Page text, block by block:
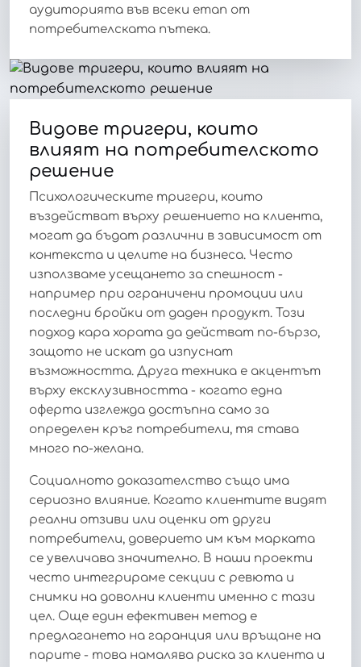
аудиторията във всеки етап от
потребителската пътека.
Видове тригери, които
влияят на потребителското
решение
Психологическите тригери, които
въздействат върху решението на клиента,
могат да бъдат различни в зависимост от
контекста и целите на бизнеса. Често
използваме усещането за спешност -
например при ограничени промоции или
последни бройки от даден продукт. Този
подход кара хората да действат по-бързо,
защото не искат да изпуснат
възможността. Друга техника е акцентът
върху ексклузивността - когато една
оферта изглежда достъпна само за
определен кръг потребители, тя става
много по-желана.
Социалното доказателство също има
сериозно влияние. Когато клиентите видят
реални отзиви или оценки от други
потребители, доверието им към марката
се увеличава значително. В наши проекти
често интегрираме секции с ревюта и
снимки на доволни клиенти именно с тази
цел. Още един ефективен метод е
предлагането на гаранция или връщане на
парите - това намалява риска за клиента и